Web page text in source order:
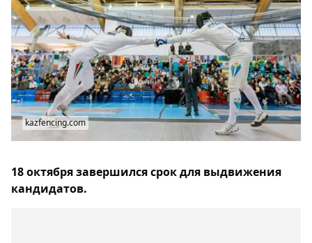
kazfencing.com
18 октября завершился срок для выдвижения
кандидатов.